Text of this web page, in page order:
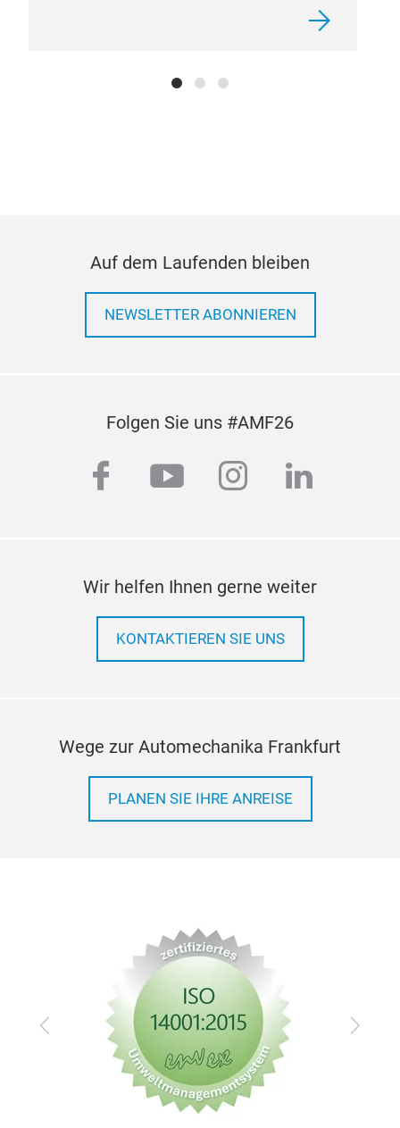
Auf dem Laufenden bleiben
NEWSLETTER ABONNIEREN
Folgen Sie uns #AMF26
facebook
youtubeinstagram
linkedin
Wir helfen Ihnen gerne weiter
KONTAKTIEREN SIE UNS
Wege zur Automechanika Frankfurt
PLANEN SIE IHRE ANREISE
Zurück Vor